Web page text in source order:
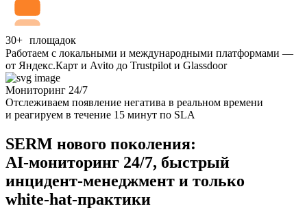
30+ площадок
Работаем с локальными и международными платформами —
от Яндекс.Карт и Avito до Trustpilot и Glassdoor
Мониторинг 24/7
Отслеживаем появление негатива в реальном времени
и реагируем в течение 15 минут по SLA
SERM нового поколения:
AI‑мониторинг 24/7, быстрый
инцидент‑менеджмент и только
white‑hat‑практики